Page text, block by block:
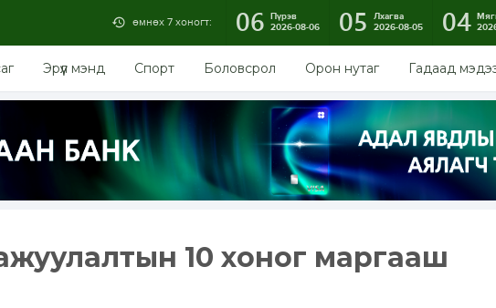
өмнөх 7 хоногт: 06 Пүрэв
2026-08-06
05
Лхагва
2026-08-05
04
Эрүүл мэнд Спорт Боловсрол Орон нутаг Гадаад
10 хоног маргааш